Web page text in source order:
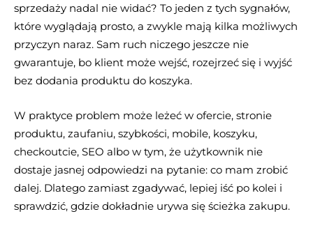
sprzedaży nadal nie widać? To jeden z tych sygnałów,
które wyglądają prosto, a zwykle mają kilka możliwych
przyczyn naraz. Sam ruch niczego jeszcze nie
gwarantuje, bo klient może wejść, rozejrzeć się i wyjść
bez dodania produktu do koszyka.
W praktyce problem może leżeć w ofercie, stronie
produktu, zaufaniu, szybkości, mobile, koszyku,
checkoutcie, SEO albo w tym, że użytkownik nie
dostaje jasnej odpowiedzi na pytanie: co mam zrobić
dalej. Dlatego zamiast zgadywać, lepiej iść po kolei i
sprawdzić, gdzie dokładnie urywa się ścieżka zakupu.